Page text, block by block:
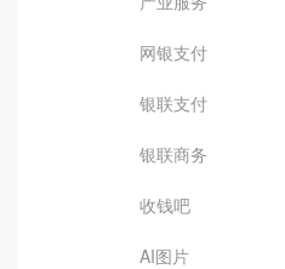
网银支付
银联支付
银联商务
收钱吧
AI图片